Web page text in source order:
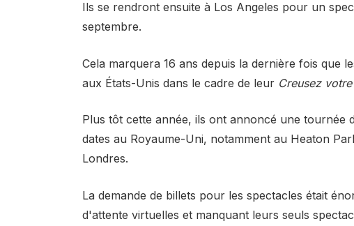
Ils se rendront ensuite à Los Angeles pour un
septembre.
Cela marquera 16 ans depuis la dernière fois que
aux États-Unis dans le cadre de leurCreusez
Plus tôt cette année, ils ont annoncé une tournée
dates au Royaume-Uni, notamment au Heaton
Londres.
La demande de billets pour les spectacles était
d'attente virtuelles et manquant leurs seuls